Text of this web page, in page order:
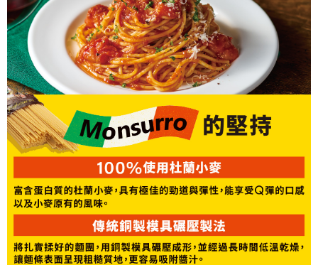
客戶支援中心」
https://netprotections.freshdesk.com/support/home
【注意事項】
１．透過由恩沛科技股份有限公司提供之「AFTEE先享後付」服務完成之交
易，需依本服務之必要範圍內提供個人資料，並將交易相關給付款項請求債
權轉讓予恩沛科技股份有限公司。
２．關於個人資料處理事宜，請瀏覽以下網址：
https://aftee.tw/terms/#terms3
３．未成年的使用者請事先徵得法定代理人或監護人之同意方可使用
「AFTEE先享後付」，若未經同意申辦者引起之損失，本公司不負相關責
任。
４．使用「AFTEE先享後付」時，將依據個別帳號之用戶狀況，依本公司即
時審查核予不同之上限額度；若仍有額度不足之情形，本公司將視審查結果
請求用戶進行身份認證。
５．嚴禁一人註冊多個帳號或使用他人資訊註冊。若發現惡意使用之情形，
恩沛科技股份有限公司將有權停止該用戶之使用額度並採取法律行動。